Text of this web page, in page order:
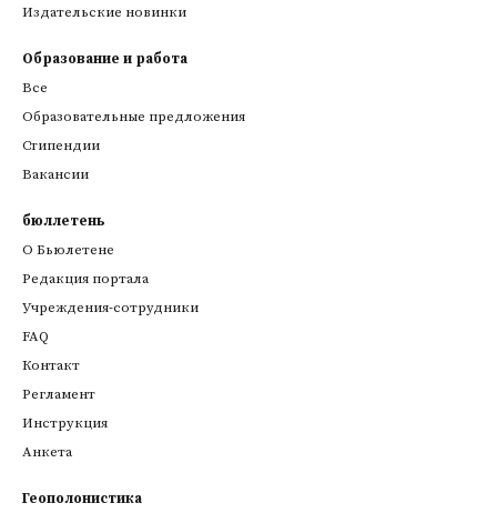
Издательские новинки
Образование и работа
Все
Образовательные предложения
Стипендии
Вакансии
бюллетень
О Бьюлетене
Редакция портала
Учреждения-сотрудники
FAQ
Контакт
Регламент
Инструкция
Анкета
Геополонистика